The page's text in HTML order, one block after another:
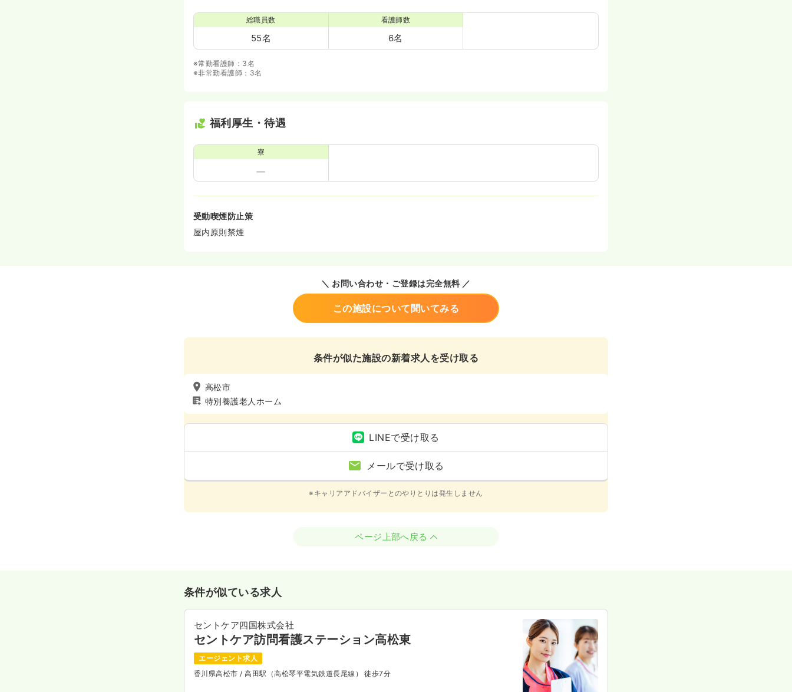
総職員数
55名
看護師数
6名
※常勤看護師：3名
※非常勤看護師：3名
福利厚生・待遇
寮
受動喫煙防止策
屋内原則禁煙
＼ お問い合わせ・ご登録は完全無料 ／
この施設について聞いてみる
条件が似た施設の新着求人を受け取る
高松市
特別養護老人ホーム
LINEで受け取る
メールで受け取る
※キャリアアドバイザーとのやりとりは発生しません
ページ上部へ戻る
条件が似ている求人
セントケア四国株式会社
セントケア訪問看護ステーション高松東
エージェント求人
香川県高松市/ 高田駅（高松琴平電気鉄道長尾線） 徒歩7分